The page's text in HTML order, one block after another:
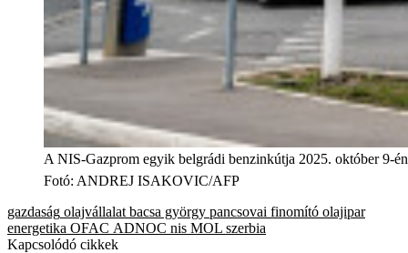
A NIS-Gazprom egyik belgrádi benzinkútja 2025. október 9-
Fotó: ANDREJ ISAKOVIC/AFP
gazdaság olajvállalat bacsa györgy pancsovai finomító olajipar
energetika OFAC ADNOC nis MOL szerbia
Kapcsolódó cikkek